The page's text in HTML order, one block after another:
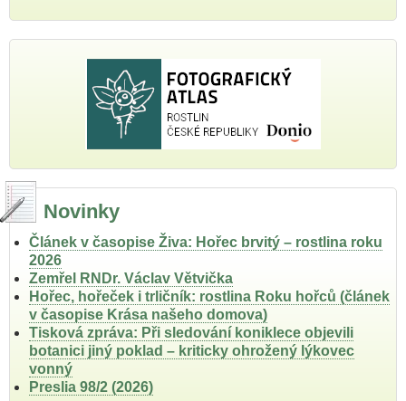
Novinky
Článek v časopise Živa: Hořec brvitý – rostlina roku
2026
Zemřel RNDr. Václav Větvička
Hořec, hořeček i trličník: rostlina Roku hořců (článek
v časopise Krása našeho domova)
Tisková zpráva: Při sledování koniklece objevili
botanici jiný poklad – kriticky ohrožený lýkovec
vonný
Preslia 98/2 (2026)